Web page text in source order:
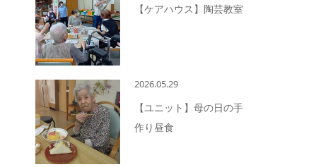
【ケアハウス】陶芸教室
2026.05.29
【ユニット】母の日の手
作り昼食